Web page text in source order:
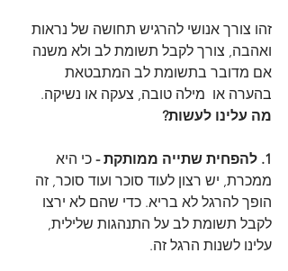
זהו צורך אנושי להרגיש תחושה של נראות
ואהבה, צורך לקבל תשומת לב ולא משנה
אם מדובר בתשומת לב המתבטאת
בהערה או  מילה טובה, צעקה או נשיקה.
מה עלינו לעשות?
1. להפחית שתייה ממותקת -
כי היא
ממכרת, יש רצון לעוד סוכר ועוד סוכר, זה
הופך להרגל לא בריא. כדי שהם לא ירצו
לקבל תשומת לב על התנהגות שלילית,
עלינו לשנות הרגל זה.